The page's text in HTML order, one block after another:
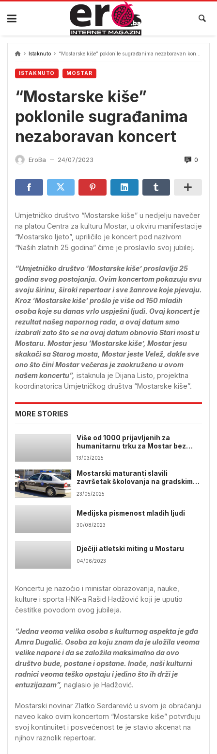
Skip
content
Istaknuto “Mostarske kiše” poklonile sugrađanima nezaboravan koncert
ISTAKNUTO MOSTAR
“Mostarske kiše”
poklonile sugrađanima
nezaboravan koncert
EroBa — 24/07/2023 0
Umjetničko društvo “Mostarske kiše” u nedjelju navečer
na platou Centra za kulturu Mostar, u okviru manifestacije
“Mostarsko ljeto”, upriličilo je koncert pod nazivom
“Naših zlatnih 25 godina” čime je proslavilo svoj jubilej.
“Umjetničko društvo ‘Mostarske kiše’ proslavlja 25
godina svog postojanja. Ovim koncertom pokazuju svu
svoju širinu, široki repertoar i sve žanrove koje pjevaju.
Kroz ‘Mostarske kiše’ prošlo je više od 150 mladih
osoba koje su danas vrlo uspješni ljudi. Ovaj koncert je
rezultat našeg napornog rada, a ovaj datum smo
izabrali zato što se na ovaj datum obnovio Stari most u
Mostaru. Mostar jesu ‘Mostarske kiše’, Mostar jesu
skakači sa Starog mosta, Mostar jeste Velež, dakle sve
ono što čini Mostar večeras je zaokruženo u ovom
našem koncertu”, istaknula je Dijana Listo, projektna
koordinatorica Umjetničkog društva “Mostarske kiše”.
MORE STORIES
Više od 1000 prijavljenih za
humanitarnu trku za Mostar bez
barijera
13/03/2025
Mostarski maturanti slavili
završetak školovanja na gradskim
ulicama sukobili se sa policijom
23/05/2025
Medijska pismenost mladih ljudi
30/08/2023
Dječiji atletski miting u Mostaru
04/06/2023
Koncertu je nazočio i ministar obrazovanja, nauke,
kulture i sporta HNK-a Rašid Hadžović koji je uputio
čestitke povodom ovog jubileja.
“Jedna veoma velika osoba s kulturnog aspekta je gđa
Amra Dugalić. Osoba za koju znam da je uložila veoma
velike napore i da se založila maksimalno da ovo
društvo bude, postane i opstane. Inače, naši kulturni
radnici veoma teško opstaju i jedino što ih drži je
entuzijazam”, naglasio je Hadžović.
Mostarski novinar Zlatko Serdarević u svom je obraćanju
naveo kako ovim koncertom “Mostarske kiše” potvrđuju
svoj kontinuitet i posvećenost te je stavio akcenat na
njihov raznolik repertoar.